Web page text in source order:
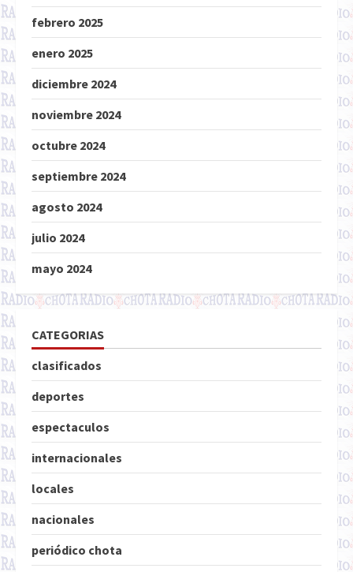
febrero 2025
enero 2025
diciembre 2024
noviembre 2024
octubre 2024
septiembre 2024
agosto 2024
julio 2024
mayo 2024
CATEGORIAS
clasificados
deportes
espectaculos
internacionales
locales
nacionales
periódico chota